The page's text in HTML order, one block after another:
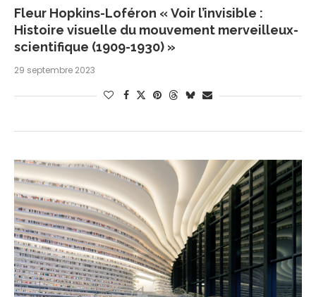
Fleur Hopkins-Loféron « Voir l’invisible :
Histoire visuelle du mouvement merveilleux-
scientifique (1909-1930) »
29 septembre 2023